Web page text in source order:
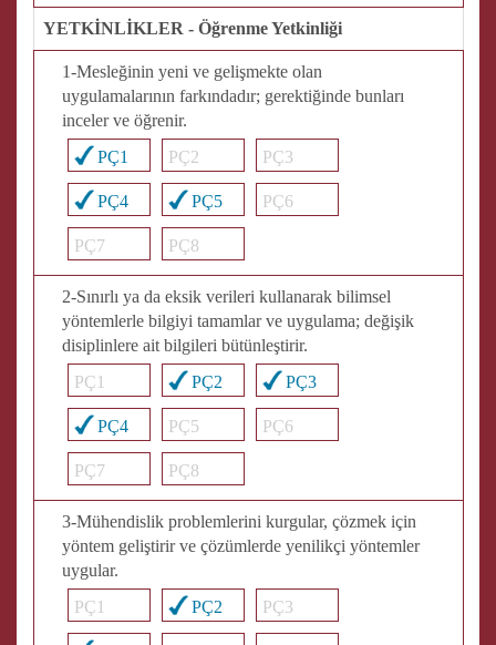
YETKİNLİKLER - Öğrenme Yetkinliği
1-Mesleğinin yeni ve gelişmekte olan
uygulamalarının farkındadır; gerektiğinde bunları
inceler ve öğrenir.
PÇ1
PÇ2 PÇ3
PÇ4 PÇ5 PÇ6
PÇ7 PÇ8
2-Sınırlı ya da eksik verileri kullanarak bilimsel
yöntemlerle bilgiyi tamamlar ve uygulama; değişik
disiplinlere ait bilgileri bütünleştirir.
PÇ1
PÇ2 PÇ3
PÇ4 PÇ5 PÇ6
PÇ7 PÇ8
3-Mühendislik problemlerini kurgular, çözmek için
yöntem geliştirir ve çözümlerde yenilikçi yöntemler
uygular.
PÇ1
PÇ2 PÇ3